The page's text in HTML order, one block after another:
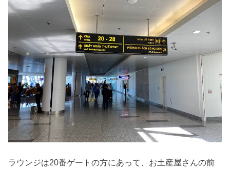
ラウンジは20番ゲートの方にあって、お土産屋さんの前